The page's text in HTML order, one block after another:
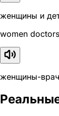
женщины и
women doctors
женщины-